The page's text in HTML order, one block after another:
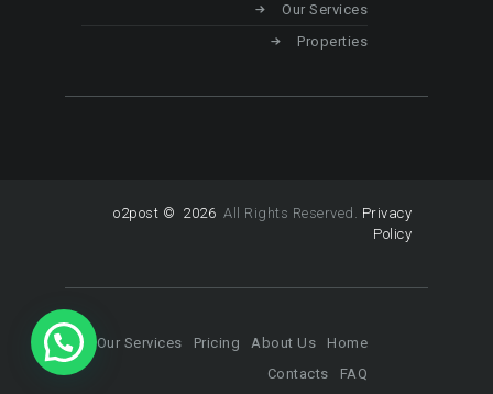
Our Services
Properties
o2post © 2026 All Rights Reserved. Privacy
Policy
Home
About Us
Pricing
Our Services
FAQ
Contacts